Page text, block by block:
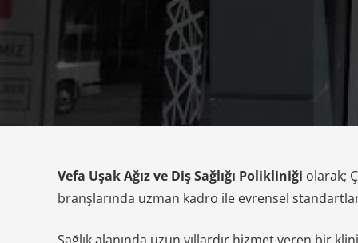
Vefa Uşak Ağız ve Diş Sağlığı Polikliniği olarak;
branşlarında uzman kadro ile evrensel
Sağlık alanında uzun yıllardır hizmet veren bir